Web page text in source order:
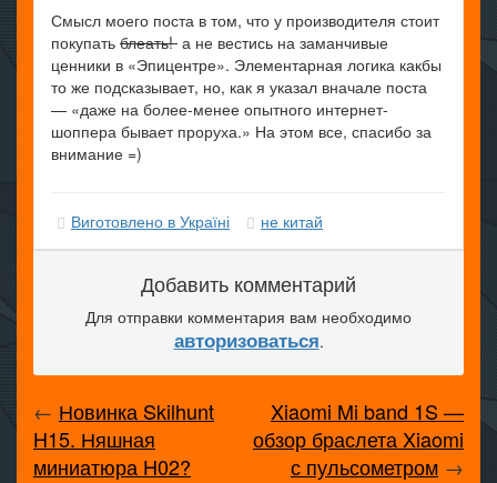
Смысл моего поста в том, что у производителя стоит
покупать блеать! а не вестись на заманчивые
ценники в «Эпицентре». Элементарная логика какбы
то же подсказывает, но, как я указал вначале поста
— «даже на более-менее опытного интернет-
шоппера бывает проруха.» На этом все, спасибо за
внимание =)
Виготовлено в Україні не китай
Добавить комментарий
Для отправки комментария вам необходимо
авторизоваться.
← Новинка Skilhunt
H15. Няшная
миниатюра H02?
Xiaomi Mi band 1S —
обзор браслета Xiaomi
с пульсометром →